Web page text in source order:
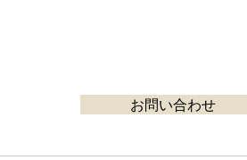
お問い合わせ